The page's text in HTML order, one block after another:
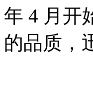
年 4 月开
的品质，